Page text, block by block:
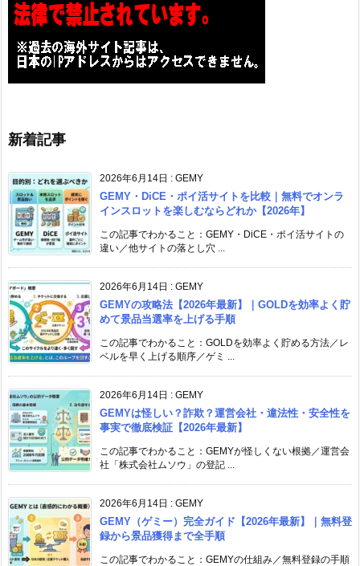
新着記事
2026年6月14日 : GEMY
GEMY・DiCE・ポイ活サイトを比較｜無料でオンラ
インスロットを楽しむならどれか【2026年】
この記事でわかること：GEMY・DiCE・ポイ活サイトの
違い／他サイトの落とし穴 ...
2026年6月14日 : GEMY
GEMYの攻略法【2026年最新】｜GOLDを効率よく貯
めて景品当選率を上げる手順
この記事でわかること：GOLDを効率よく貯める方法／レ
ベルを早く上げる順序／ゲミ ...
2026年6月14日 : GEMY
GEMYは怪しい？詐欺？運営会社・違法性・安全性を
事実で徹底検証【2026年最新】
この記事でわかること：GEMYが怪しくない根拠／運営会
社「株式会社ムソウ」の登記 ...
2026年6月14日 : GEMY
GEMY（ゲミー）完全ガイド【2026年最新】｜無料登
録から景品獲得まで全手順
この記事でわかること：GEMYの仕組み／無料登録の手順